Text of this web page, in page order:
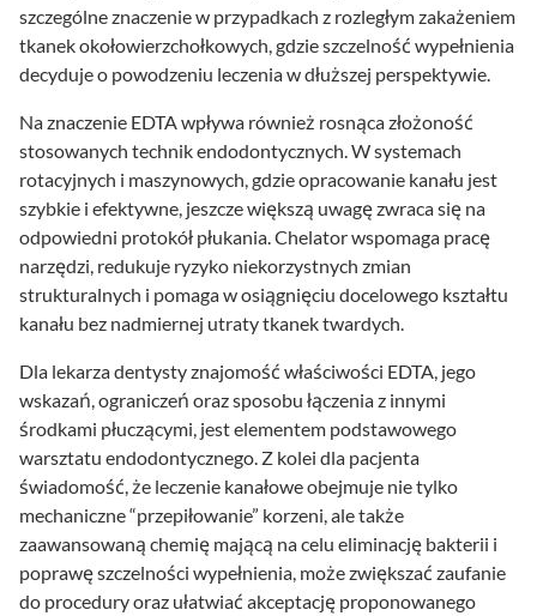
szczególne znaczenie w przypadkach z rozległym zakażeniem
tkanek okołowierzchołkowych, gdzie szczelność wypełnienia
decyduje o powodzeniu leczenia w dłuższej perspektywie.
Na znaczenie EDTA wpływa również rosnąca złożoność
stosowanych technik endodontycznych. W systemach
rotacyjnych i maszynowych, gdzie opracowanie kanału jest
szybkie i efektywne, jeszcze większą uwagę zwraca się na
odpowiedni protokół płukania. Chelator wspomaga pracę
narzędzi, redukuje ryzyko niekorzystnych zmian
strukturalnych i pomaga w osiągnięciu docelowego kształtu
kanału bez nadmiernej utraty tkanek twardych.
Dla lekarza dentysty znajomość właściwości EDTA, jego
wskazań, ograniczeń oraz sposobu łączenia z innymi
środkami płuczącymi, jest elementem podstawowego
warsztatu endodontycznego. Z kolei dla pacjenta
świadomość, że leczenie kanałowe obejmuje nie tylko
mechaniczne “przepiłowanie” korzeni, ale także
zaawansowaną chemię mającą na celu eliminację bakterii i
poprawę szczelności wypełnienia, może zwiększać zaufanie
do procedury oraz ułatwiać akceptację proponowanego